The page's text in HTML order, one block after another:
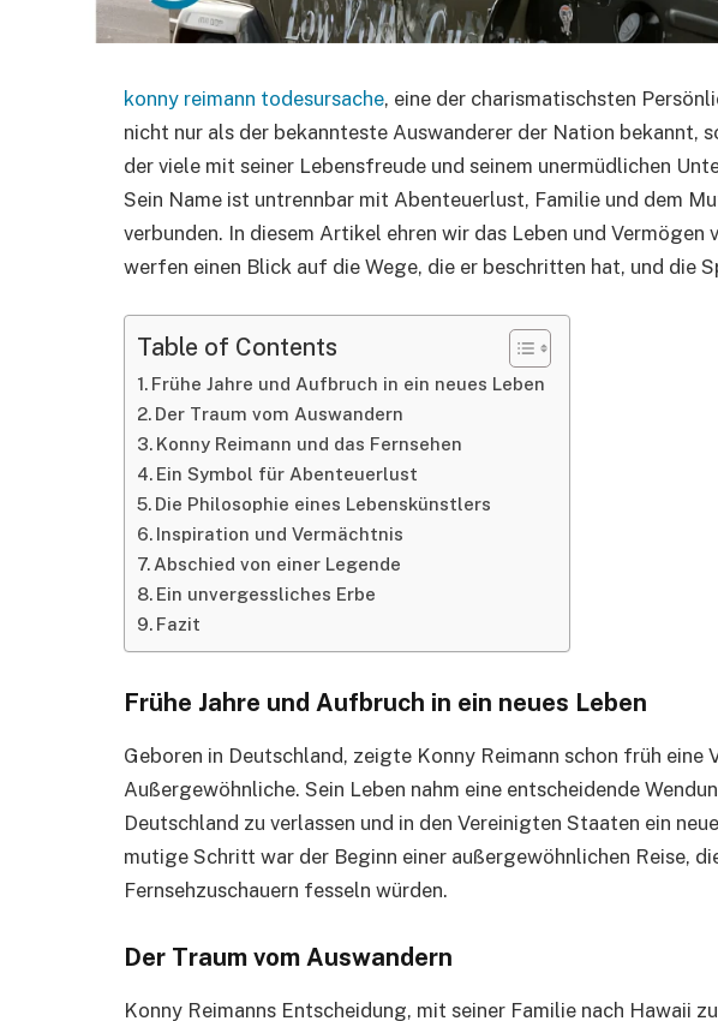
konny reimann todesursache, eine der charismatischsten
nicht nur als der bekannteste Auswanderer der Nation bekannt,
der viele mit seiner Lebensfreude und seinem unermüdlichen
Sein Name ist untrennbar mit Abenteuerlust, Familie und dem
verbunden. In diesem Artikel ehren wir das Leben und Vermögen
werfen einen Blick auf die Wege, die er beschritten hat, und die
Table of Contents
Frühe Jahre und Aufbruch in ein neues Leben
Der Traum vom Auswandern
Konny Reimann und das Fernsehen
Ein Symbol für Abenteuerlust
Die Philosophie eines Lebenskünstlers
Inspiration und Vermächtnis
Abschied von einer Legende
Ein unvergessliches Erbe
Fazit
Frühe Jahre und Aufbruch in ein neues Leben
Geboren in Deutschland, zeigte Konny Reimann schon früh eine
Außergewöhnliche. Sein Leben nahm eine entscheidende
Deutschland zu verlassen und in den Vereinigten Staaten ein
mutige Schritt war der Beginn einer außergewöhnlichen Reise,
Fernsehzuschauern fesseln würden.
Der Traum vom Auswandern
Konny Reimanns Entscheidung, mit seiner Familie nach Hawaii